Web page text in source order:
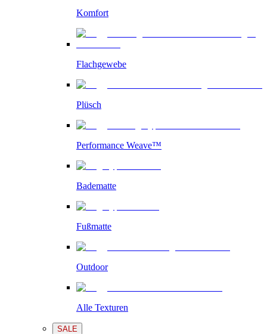
Komfort
Flachgewebe
Plüsch
Performance Weave™
Badematte
Fußmatte
Outdoor
Alle Texturen
SALE